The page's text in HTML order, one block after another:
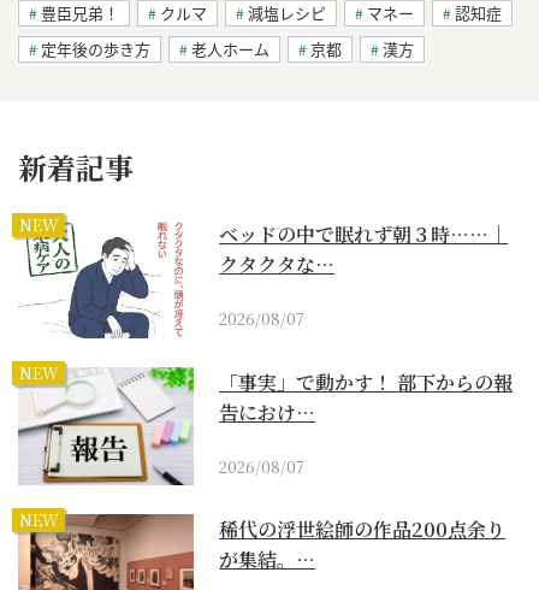
豊臣兄弟！ クルマ 減塩レシピ マネー
認知症
定年後の歩き方
老人ホーム 京都 漢方
新着記事
NEW
ベッドの中で眠れず朝３時……｜
クタクタな…
2026/08/07
NEW
「事実」で動かす！ 部下からの報
告におけ…
2026/08/07
NEW
稀代の浮世絵師の作品200点余り
が集結。…